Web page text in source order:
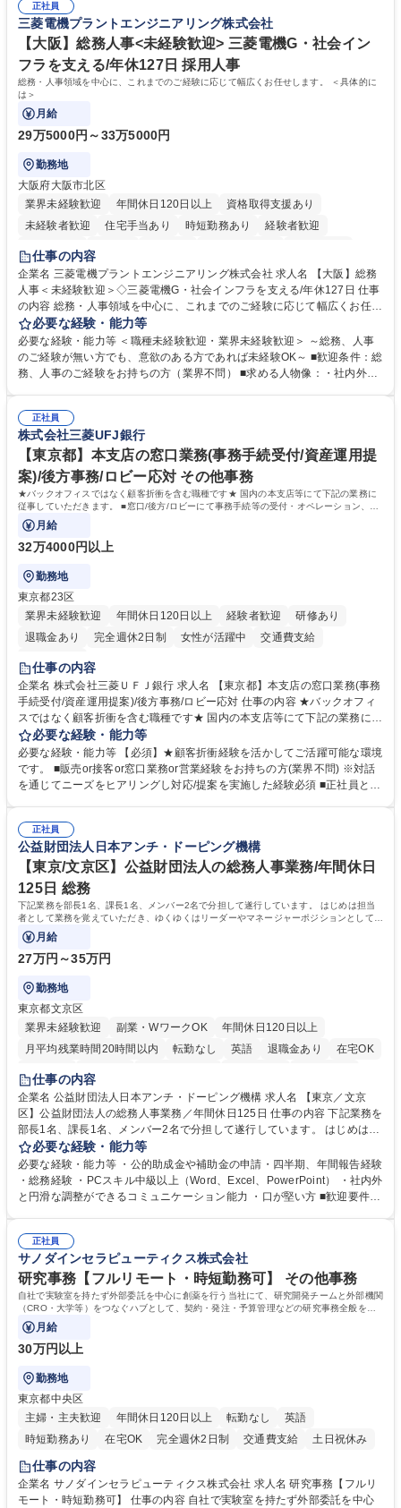
道路施設や道路工事現場の見学ツアー事業 ※入社後は上記いずれかの部門
へ配属。※業務内容変更の範囲：会社の定める業務 募集職種 【都庁グル
ープ】総合職（事務）◇残業月平均9時間未満／有給年平均16日取得
部門など多岐に渡る業務を経験できます。 ■様々なプロジェクト：駐車場
事業の他、新宿駅西口広場内に設置された照明を兼ねた広告「ブライトサ
イン」の管理運営を行うなど、事業収益を生み出す活動を積極的に行って
います。 学歴・資格 学歴：大学院 大学 高専 短大 専修学校 高校 語学力：
資格：
正社員
三菱電機プラントエンジニアリング株式会社
【大阪】総務人事<未経験歓迎> 三菱電機G・社会イン
フラを支える/年休127日 採用人事
総務・人事領域を中心に、これまでのご経験に応じて幅広くお任せします。 ＜具体的に
は＞
月給
29万5000円～33万5000円
勤務地
大阪府大阪市北区
業界未経験歓迎
年間休日120日以上
資格取得支援あり
未経験者歓迎
住宅手当あり 時短勤務あり
経験者歓迎
退職金あり
駅近5分以内
土日祝休み 服装自由 寮・社宅あり 食事補助あり
仕事の内容
企業名 三菱電機プラントエンジニアリング株式会社 求人名 【大阪】総務
人事＜未経験歓迎＞◇三菱電機G・社会インフラを支える/年休127日 仕事
の内容 総務・人事領域を中心に、これまでのご経験に応じて幅広くお任せ
します。 ＜具体的には＞ ・総務/人事労務（給与・社保・勤怠管理など）
・採用・教育研修 ・福利厚生運用 など ※基本的には事務所勤務ですが、
採用や教育等の業務内容により、関西圏以外への日帰り・宿泊を伴う国内
出張もございます。 ※担当業務を持ちつつ、お互いに助け合いながら、総
必要な経験・能力等
必要な経験・能力等 ＜職種未経験歓迎・業界未経験歓迎＞ ～総務、人事
のご経験が無い方でも、意欲のある方であれば未経験OK～ ■歓迎条件：総
務、人事のご経験をお持ちの方（業界不問） ■求める人物像：・社内外の
正社員
株式会社三菱UFJ銀行
【東京都】本支店の窓口業務(事務手続受付/資産運用提
案)/後方事務/ロビー応対 その他事務
★バックオフィスではなく顧客折衝を含む職種です★ 国内の本支店等にて下記の業務に
従事していただきます。 ■窓口/後方/ロビーにて事務手続等の受付・オペレーション、お
客様対応
月給
32万4000円以上
勤務地
東京都23区
業界未経験歓迎
年間休日120日以上 経験者歓迎
研修あり
退職金あり
完全週休2日制 女性が活躍中
交通費支給
土日祝休み
仕事の内容
企業名 株式会社三菱ＵＦＪ銀行 求人名 【東京都】本支店の窓口業務(事務
手続受付/資産運用提案)/後方事務/ロビー応対 仕事の内容 ★バックオフィ
スではなく顧客折衝を含む職種です★ 国内の本支店等にて下記の業務に従
事していただきます。 ■窓口/後方/ロビーにて事務手続等の受付・オペレ
ーション、お客様対応 ■窓口にて、ご来店された個人のお客様に対して金
融商品のご提案 ■効率的な事務運用の検討・構築等 ≪業務紹介：ご応募前
に必ずご覧ください≫ ※記事 https://www.mysite.bk.mufg.jp/career/circle/
必要な経験・能力等
必要な経験・能力等 【必須】★顧客折衝経験を活かしてご活躍可能な環境
です。 ■販売or接客or窓口業務or営業経験をお持ちの方(業界不問) ※対話
を通じてニーズをヒアリングし対応/提案を実施した経験必須 ■正社員とし
るので安心して入行いただけます。 幅広いキャリアの選択肢があり、公募
や社内副業等を活用し、 一人ひとりが挑戦できるカルチャーが浸透してい
ます。 学歴・資格 学歴：大学院 大学 高専 短大 専修学校 高校 語学力：
資格：
正社員
公益財団法人日本アンチ・ドーピング機構
【東京/文京区】公益財団法人の総務人事業務/年間休日
125日 総務
下記業務を部長1名、課長1名、メンバー2名で分担して遂行しています。 はじめは担当
者として業務を覚えていただき、ゆくゆくはリーダーやマネージャーポジションとして活
躍いただくことを期待しています。
月給
27万円～35万円
勤務地
東京都文京区
業界未経験歓迎
副業・WワークOK
年間休日120日以上
月平均残業時間20時間以内
転勤なし 英語 退職金あり
在宅OK
賞与あり
育休あり
食事補助あり
仕事の内容
企業名 公益財団法人日本アンチ・ドーピング機構 求人名 【東京／文京
区】公益財団法人の総務人事業務／年間休日125日 仕事の内容 下記業務を
部長1名、課長1名、メンバー2名で分担して遂行しています。 はじめは担
当者として業務を覚えていただき、ゆくゆくはリーダーやマネージャーポ
ジションとして活躍いただくことを期待しています。 【総務・人事グルー
プの業務内容】 ・人事制度関連 ・採用活動 ・教育研修の企画、実行 ・勤
怠管理 ・官公庁への各種提出 ・法定の会議運営（評議員会、理事会） ・
管理 ・福利厚生関連 ・職員からの問合せ、相談対応 ・その他日常の総務
業務全般 募集職種 【東京／文京区】公益財団法人の総務人事業務／年間
休日125日
必要な経験・能力等
必要な経験・能力等 ・公的助成金や補助金の申請・四半期、年間報告経験
・総務経験 ・PCスキル中級以上（Word、Excel、PowerPoint） ・社内外
と円滑な調整ができるコミュニケーション能力 ・口が堅い方 ■歓迎要件
正社員
サノダインセラピューティクス株式会社
研究事務【フルリモート・時短勤務可】 その他事務
自社で実験室を持たず外部委託を中心に創薬を行う当社にて、研究開発チームと外部機関
（CRO・大学等）をつなぐハブとして、契約・発注・予算管理などの研究事務全般をお
任せします。
月給
30万円以上
勤務地
東京都中央区
主婦・主夫歓迎
年間休日120日以上 転勤なし
英語
時短勤務あり
在宅OK 完全週休2日制 交通費支給 土日祝休み
仕事の内容
企業名 サノダインセラピューティクス株式会社 求人名 研究事務【フルリ
モート・時短勤務可】 仕事の内容 自社で実験室を持たず外部委託を中心